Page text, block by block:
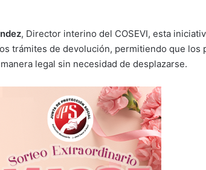
, Director interino del COSEVI, esta
trámites de devolución, permitiendo que los
legal sin necesidad de desplazarse.